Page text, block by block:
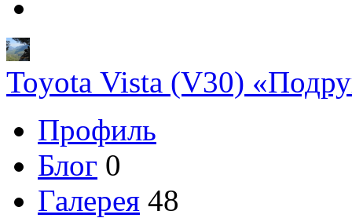
Toyota Vista (V30)
Профиль
Блог 0
Галерея 48